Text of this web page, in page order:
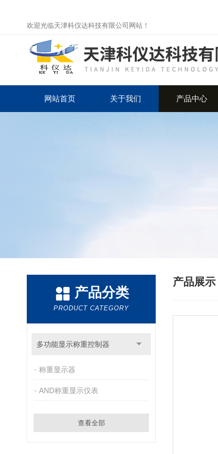
欢迎光临天津科仪达科技有限公司网站！
网站首页 关于我们 产品中心
产品分类
PRODUCT CATEGORY
多功能显示称重控制器
称重显示器
AND称重显示仪表
查看全部
产品展示